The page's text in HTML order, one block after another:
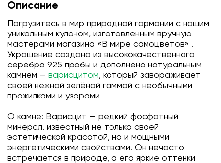
Описание
Погрузитесь в мир природной гармонии с нашим
уникальным кулоном, изготовленным вручную
мастерами магазина «В мире самоцветов» .
Украшение создано из высококачественного
серебра 925 пробы и дополнено натуральным
камнем — варисцитом, который завораживает
своей нежной зелёной гаммой с необычными
прожилками и узорами.
О камне: Варисцит — редкий фосфатный
минерал, известный не только своей
эстетической красотой, но и мощными
энергетическими свойствами. Он нечасто
встречается в природе, а его яркие оттенки